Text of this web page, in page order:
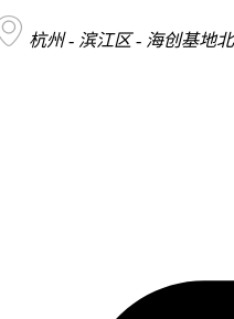
杭州 - 滨江区 - 海创基地